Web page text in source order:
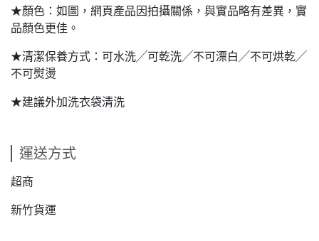
★顏色：如圖，網頁產品因拍攝關係，與實品略有差異，實
品顏色更佳。
★清潔保養方式：可水洗╱可乾洗╱不可漂白╱不可烘乾╱
不可熨燙
★建議外加洗衣袋清洗
運送方式
超商
新竹貨運